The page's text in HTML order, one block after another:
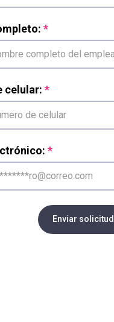
celular:
Enviar solicitud